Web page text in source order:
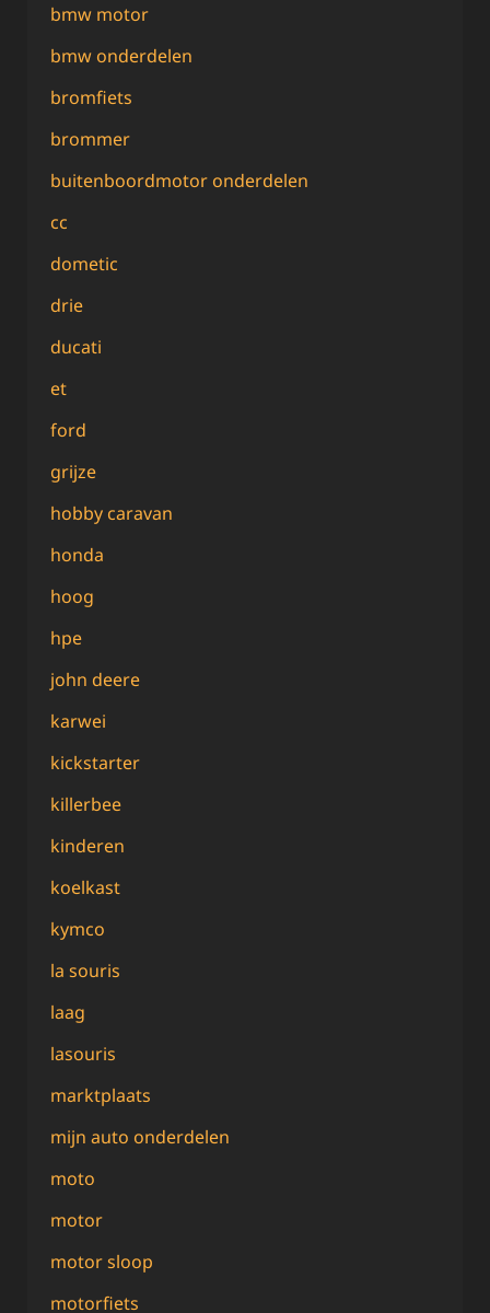
bmw motor
bmw onderdelen
bromfiets
brommer
buitenboordmotor onderdelen
cc
dometic
drie
ducati
et
ford
grijze
hobby caravan
honda
hoog
hpe
john deere
karwei
kickstarter
killerbee
kinderen
koelkast
kymco
la souris
laag
lasouris
marktplaats
mijn auto onderdelen
moto
motor
motor sloop
motorfiets